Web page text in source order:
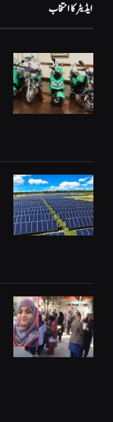
ایڈیٹر کا انتخاب